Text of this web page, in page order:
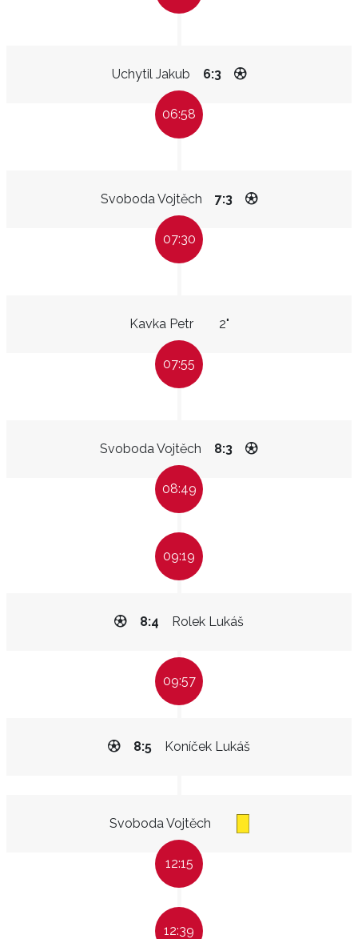
Uchytil Jakub 6:3
06:58
Svoboda Vojtěch 7:3
07:30
Kavka Petr 2"
07:55
Svoboda Vojtěch 8:3
08:49
09:19
Rolek Lukáš
8:4
09:57
Koníček Lukáš
8:5
Svoboda Vojtěch
12:15
12:39